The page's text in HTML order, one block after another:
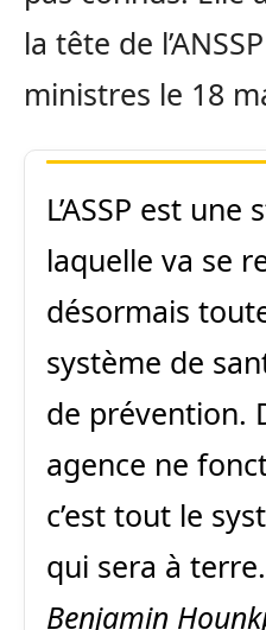
la tête de
ministres le 18
L’ASSP est
laquelle va se
désormais
système de
de prévention.
agence ne
c’est tout le
qui sera à terre.
Benjamin